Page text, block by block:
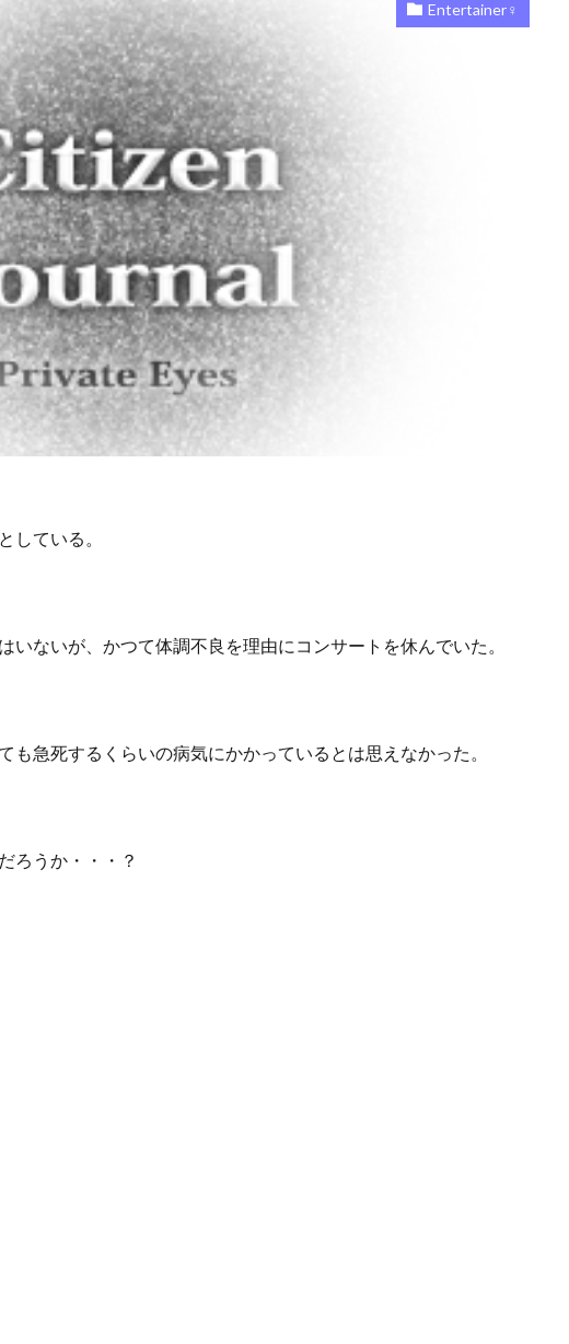
Entertainer♀
している。
いないが、かつて体調不良を理由にコンサートを休んでいた。
も急死するくらいの病気にかかっているとは思えなかった。
ろうか・・・？